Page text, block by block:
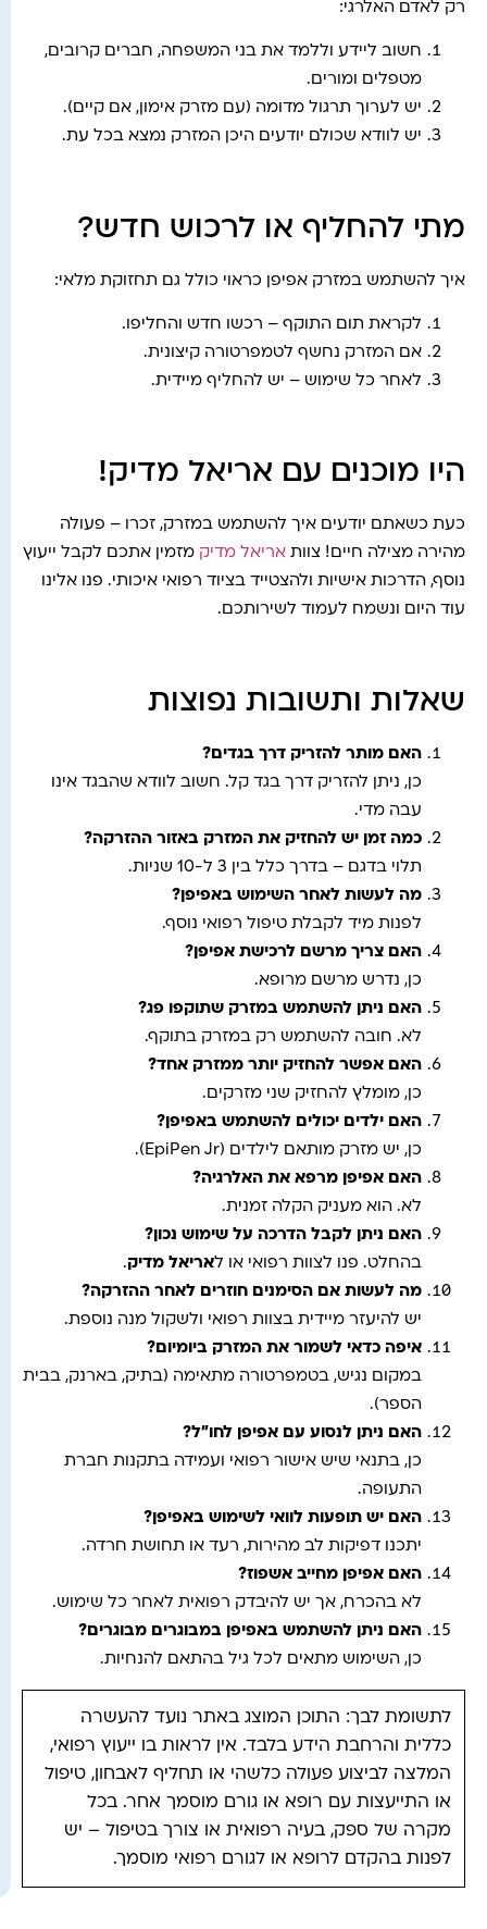
רק לאדם האלרגי:
חשוב ליידע וללמד את בני המשפחה, חברים קרובים,
מטפלים ומורים.
יש לערוך תרגול מדומה (עם מזרק אימון, אם קיים).
יש לוודא שכולם יודעים היכן המזרק נמצא בכל עת.
מתי להחליף או לרכוש חדש?
איך להשתמש במזרק אפיפן כראוי כולל גם תחזוקת מלאי:
לקראת תום התוקף – רכשו חדש והחליפו.
אם המזרק נחשף לטמפרטורה קיצונית.
לאחר כל שימוש – יש להחליף מיידית.
היו מוכנים עם אריאל מדיק!
כעת כשאתם יודעים איך להשתמש במזרק, זכרו – פעולה
מהירה מצילה חיים! צוות אריאל מדיק מזמין אתכם לקבל ייעוץ
נוסף, הדרכות אישיות ולהצטייד בציוד רפואי איכותי. פנו אלינו
עוד היום ונשמח לעמוד לשירותכם.
שאלות ותשובות נפוצות
האם מותר להזריק דרך בגדים?
כן, ניתן להזריק דרך בגד קל. חשוב לוודא שהבגד אינו
עבה מדי.
כמה זמן יש להחזיק את המזרק באזור ההזרקה?
תלוי בדגם – בדרך כלל בין 3 ל-10 שניות.
מה לעשות לאחר השימוש באפיפן?
לפנות מיד לקבלת טיפול רפואי נוסף.
האם צריך מרשם לרכישת אפיפן?
כן, נדרש מרשם מרופא.
האם ניתן להשתמש במזרק שתוקפו פג?
לא. חובה להשתמש רק במזרק בתוקף.
האם אפשר להחזיק יותר ממזרק אחד?
כן, מומלץ להחזיק שני מזרקים.
האם ילדים יכולים להשתמש באפיפן?
כן, יש מזרק מותאם לילדים (EpiPen Jr).
האם אפיפן מרפא את האלרגיה?
לא. הוא מעניק הקלה זמנית.
האם ניתן לקבל הדרכה על שימוש נכון?
בהחלט. פנו לצוות רפואי או לאריאל מדיק.
מה לעשות אם הסימנים חוזרים לאחר ההזרקה?
יש להיעזר מיידית בצוות רפואי ולשקול מנה נוספת.
איפה כדאי לשמור את המזרק ביומיום?
במקום נגיש, בטמפרטורה מתאימה (בתיק, בארנק, בבית
הספר).
האם ניתן לנסוע עם אפיפן לחו"ל?
כן, בתנאי שיש אישור רפואי ועמידה בתקנות חברת
התעופה.
האם יש תופעות לוואי לשימוש באפיפן?
יתכנו דפיקות לב מהירות, רעד או תחושת חרדה.
האם אפיפן מחייב אשפוז?
לא בהכרח, אך יש להיבדק רפואית לאחר כל שימוש.
האם ניתן להשתמש באפיפן במבוגרים מבוגרים?
כן, השימוש מתאים לכל גיל בהתאם להנחיות.
לתשומת לבך: התוכן המוצג באתר נועד להעשרה
כללית והרחבת הידע בלבד. אין לראות בו ייעוץ רפואי,
המלצה לביצוע פעולה כלשהי או תחליף לאבחון, טיפול
או התייעצות עם רופא או גורם מוסמך אחר. בכל
מקרה של ספק, בעיה רפואית או צורך בטיפול – יש
לפנות בהקדם לרופא או לגורם רפואי מוסמך.